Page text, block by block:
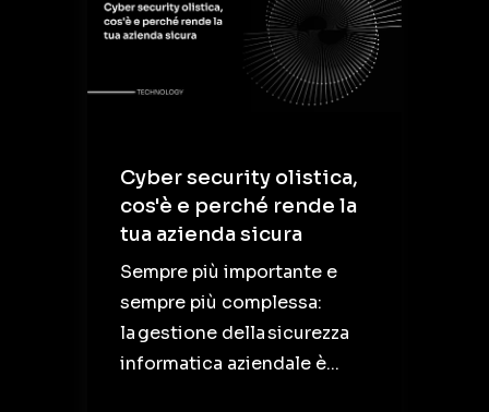
Cyber security olistica,
cos'è e perché rende la
tua azienda sicura
Sempre più importante e
sempre più complessa:
la gestione della sicurezza
informatica aziendale è...